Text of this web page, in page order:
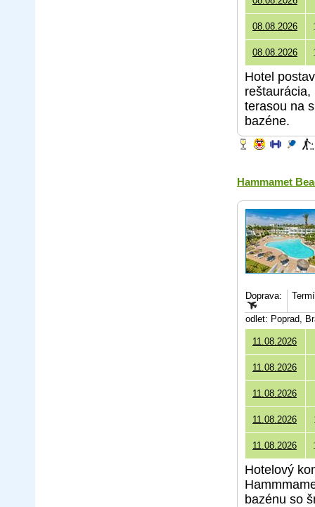
08.08.2026
08.08.2026
Hotel
reštaurácia,
terasou na
bazéne.
Hammamet
Doprava:
odlet: Poprad,
11.08.2026
11.08.2026
11.08.2026
11.08.2026
11.08.2026
Hotelový
bazénu so